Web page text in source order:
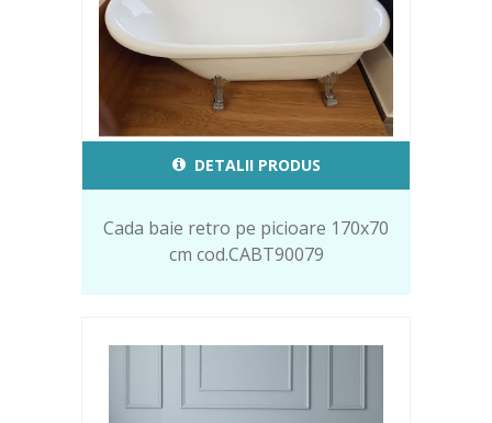
DETALII PRODUS
Cada baie retro pe picioare 170x70
cm cod.CABT90079